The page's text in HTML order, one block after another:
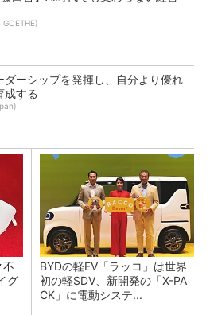
GOETHE)
ダーシップを発揮し、自分より優れ
成する
不
グ
BYDの軽EV「ラッコ」は世界
初の軽SDV、新開発の「X-PA
CK」に電動システ...